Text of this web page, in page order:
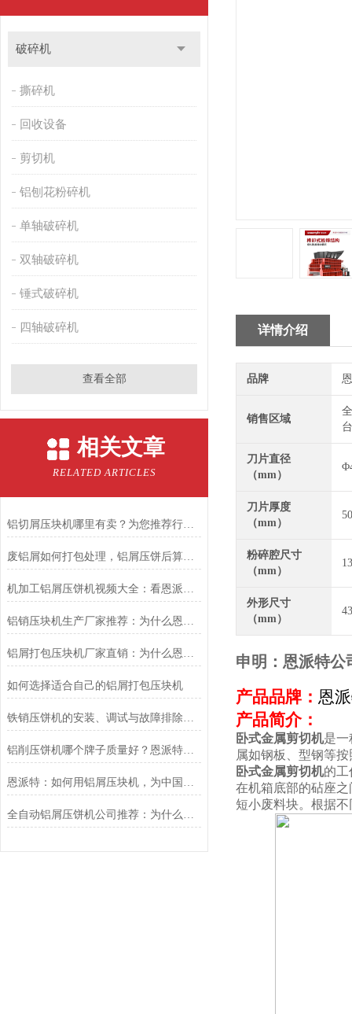
破碎机
撕碎机
回收设备
剪切机
铝刨花粉碎机
单轴破碎机
双轴破碎机
锤式破碎机
四轴破碎机
查看全部
相关文章
RELATED ARTICLES
铝切屑压块机哪里有卖？为您推荐行业优选：恩派特压块机
废铝屑如何打包处理，铝屑压饼后算危废吗
机加工铝屑压饼机视频大全：看恩派特如何“点屑成金”
铝销压块机生产厂家推荐：为什么恩派特成为市场的信赖之选？
铝屑打包压块机厂家直销：为什么恩派特是您的选择？
如何选择适合自己的铝屑打包压块机
铁销压饼机的安装、调试与故障排除步骤
铝削压饼机哪个牌子质量好？恩派特压饼机：高效处理铝屑
恩派特：如何用铝屑压块机，为中国制造业年省百亿？
全自动铝屑压饼机公司推荐：为什么恩派特是您的理想选择？
详情介绍
品牌
销售区域
刀片直径
（mm）
刀片厚度
（mm）
粉碎腔尺寸
（mm）
外形尺寸
（mm）
申明：恩派特公
产品品牌： 恩
产品简介：
卧式金属剪切机是一
属如钢板、型钢等
卧式金属剪切机的工
在机箱底部的砧座
短小废料块。根据